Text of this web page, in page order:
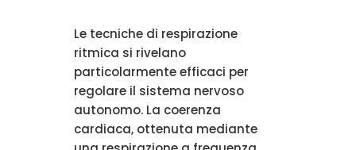
Le tecniche di respirazione
ritmica si rivelano
particolarmente efficaci per
regolare il sistema nervoso
autonomo. La coerenza
cardiaca, ottenuta mediante